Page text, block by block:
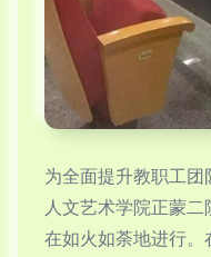
为全面提升教职工团
人文艺术学院正蒙
在如火如荼地进行